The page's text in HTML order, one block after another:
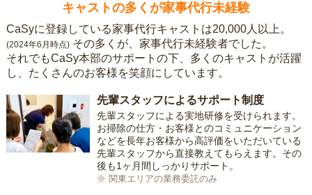
キャストの多くが家事代行未経験
CaSyに登録している家事代行キャストは20,000人以上。
(2024年6月時点) その多くが、家事代行未経験者でした。
それでもCaSy本部のサポートの下、多くのキャストが活躍
し、たくさんのお客様を笑顔にしています。
先輩スタッフによるサポート制度
先輩スタッフによる実地研修を受けられます。
お掃除の仕方・お客様とのコミュニケーション
などを長年お客様から高評価をいただいている
先輩スタッフから直接教えてもらえます。その
後も1ヶ月間しっかりサポート。
※ 関東エリアの業務委託のみ